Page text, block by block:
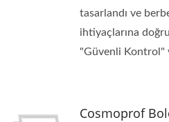
tasarlandı ve
ihtiyaçlarına
"Güvenli Kontrol"
Cosmoprof